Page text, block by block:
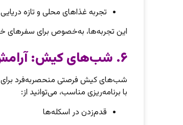
تجربه غذاهای محلی و تازه دریایی
این تجربه‌ها، به‌خصوص برای سفرهای
۶. شب‌های کیش: آرامش و نشاط همزمان
شب‌های کیش فرصتی منحصربه‌فرد برای
با برنامه‌ریزی مناسب، می‌توانید از:
قدم‌زدن در اسکله‌ها